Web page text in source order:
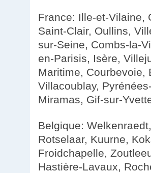
France: Ille-et-Vilaine,
Saint-Clair, Oullins,
sur-Seine, Combs-la-
en-Parisis, Isère,
Maritime, Courbevoie,
Villacoublay,
Miramas, Gif-sur-
Belgique:
Rotselaar, Kuurne,
Froidchapelle,
Hastière-Lavaux,